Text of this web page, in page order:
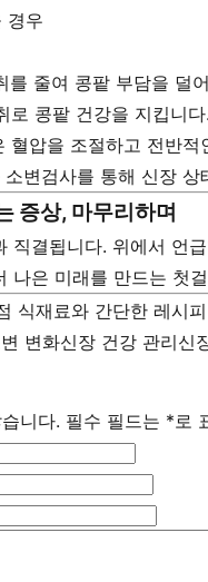
경우
를 줄여 콩팥 부담을 덜
로 콩팥 건강을 지킵니다.
혈압을 조절하고 전반적
소변검사를 통해 신장 상
증상, 마무리하며
직결됩니다. 위에서 언
나은 미래를 만드는 첫
식재료와 간단한 레시피
변화신장 건강 관리신
니다. 필수 필드는 *로